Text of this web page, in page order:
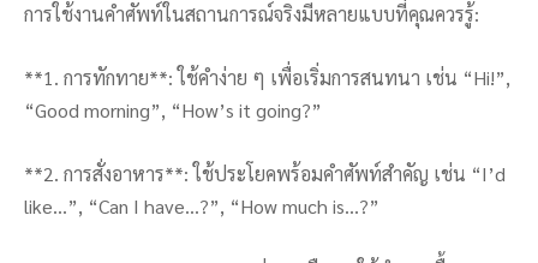
การใช้งานคำศัพท์ในสถานการณ์จริงมีหลายแบบที่คุณควรรู้:
**1. การทักทาย**: ใช้คำง่าย ๆ เพื่อเริ่มการสนทนา เช่น “Hi!”,
“Good morning”, “How’s it going?”
**2. การสั่งอาหาร**: ใช้ประโยคพร้อมคำศัพท์สำคัญ เช่น “I’d
like…”, “Can I have…?”, “How much is…?”